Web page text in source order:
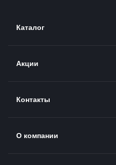
Каталог
Акции
Контакты
О компании